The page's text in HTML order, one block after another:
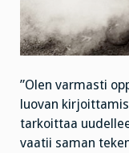
”Olen varmasti
luovan
tarkoittaa
vaatii saman